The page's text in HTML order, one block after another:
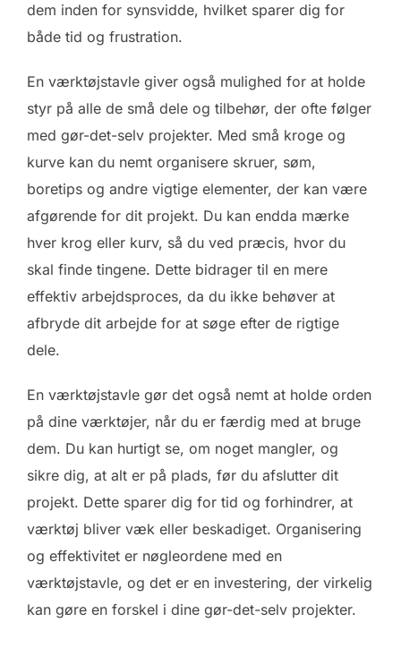
dem inden for synsvidde, hvilket sparer dig for
både tid og frustration.
En værktøjstavle giver også mulighed for at holde
styr på alle de små dele og tilbehør, der ofte følger
med gør-det-selv projekter. Med små kroge og
kurve kan du nemt organisere skruer, søm,
boretips og andre vigtige elementer, der kan være
afgørende for dit projekt. Du kan endda mærke
hver krog eller kurv, så du ved præcis, hvor du
skal finde tingene. Dette bidrager til en mere
effektiv arbejdsproces, da du ikke behøver at
afbryde dit arbejde for at søge efter de rigtige
dele.
En værktøjstavle gør det også nemt at holde orden
på dine værktøjer, når du er færdig med at bruge
dem. Du kan hurtigt se, om noget mangler, og
sikre dig, at alt er på plads, før du afslutter dit
projekt. Dette sparer dig for tid og forhindrer, at
værktøj bliver væk eller beskadiget. Organisering
og effektivitet er nøgleordene med en
værktøjstavle, og det er en investering, der virkelig
kan gøre en forskel i dine gør-det-selv projekter.